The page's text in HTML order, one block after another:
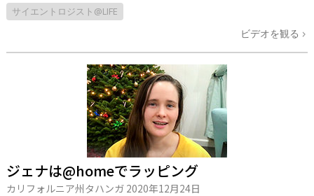
サイエントロジスト@LIFE
ビデオを観る
ジェナは@homeでラッピング
カリフォルニア州タハンガ 2020年12月24日